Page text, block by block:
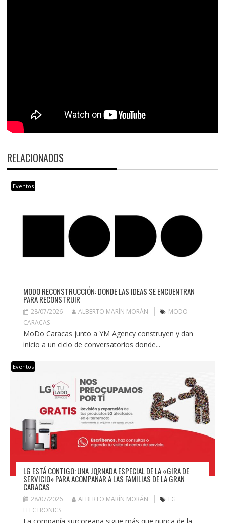
RELACIONADOS
Eventos
MODO RECONSTRUCCIÓN: DONDE LAS IDEAS SE ENCUENTRAN
PARA RECONSTRUIR
28/07/2026 ALBERTO MARÍN MORÁN
MODO
CARACAS
MoDo Caracas junto a YM Agency construyen y dan
inicio a un ciclo de conversatorios donde...
Eventos
LG ESTÁ CONTIGO: UNA JORNADA ESPECIAL DE LA «GIRA DE
SERVICIO» PARA ACOMPAÑAR A LAS FAMILIAS DE LA GRAN
CARACAS
28/07/2026 ALBERTO MARÍN MORÁN
LG
ELECTRONICS